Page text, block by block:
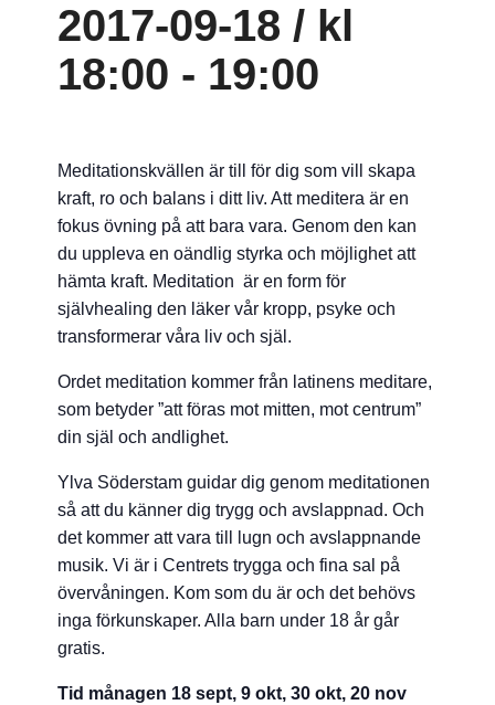
2017-09-18 / kl
18:00 - 19:00
Meditationskvällen är till för dig som vill skapa
kraft, ro och balans i ditt liv. Att meditera är en
fokus övning på att bara vara. Genom den kan
du uppleva en oändlig styrka och möjlighet att
hämta kraft. Meditation är en form för
självhealing den läker vår kropp, psyke och
transformerar våra liv och själ.
Ordet meditation kommer från latinens meditare,
som betyder ”att föras mot mitten, mot centrum”
din själ och andlighet.
Ylva Söderstam guidar dig genom meditationen
så att du känner dig trygg och avslappnad. Och
det kommer att vara till lugn och avslappnande
musik. Vi är i Centrets trygga och fina sal på
övervåningen. Kom som du är och det behövs
inga förkunskaper. Alla barn under 18 år går
gratis.
Tid månagen 18 sept, 9 okt, 30 okt, 20 nov